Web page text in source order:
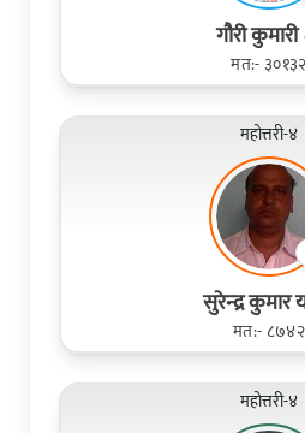
गौरी कुमारी
मत:- ३०१३२
महोत्तरी-४
सुरेन्‍द्र कुमार
मत:- ८७४२
महोत्तरी-४